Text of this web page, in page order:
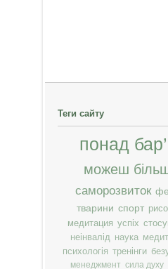
Теги сайту
понад
можеш
саморозвиток
тварини спорт
медитация успіх
неінвалід наука
психологія тренінги
менеджмент сила духу